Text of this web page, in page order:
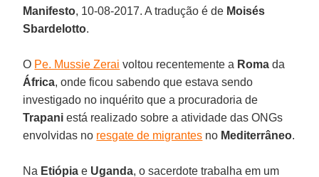
Manifesto, 10-08-2017. A tradução é de Moisés
Sbardelotto.
O Pe. Mussie Zerai voltou recentemente a Roma da
África, onde ficou sabendo que estava sendo
investigado no inquérito que a procuradoria de
Trapani está realizado sobre a atividade das ONGs
envolvidas no resgate de migrantes no Mediterrâneo.
Na Etiópia e Uganda, o sacerdote trabalha em um